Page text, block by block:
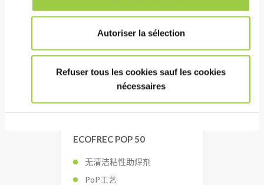
Autoriser la sélection
Refuser tous les cookies sauf les cookies
nécessaires
ECOFREC POP 50
无清洁粘性助焊剂
PoP工艺